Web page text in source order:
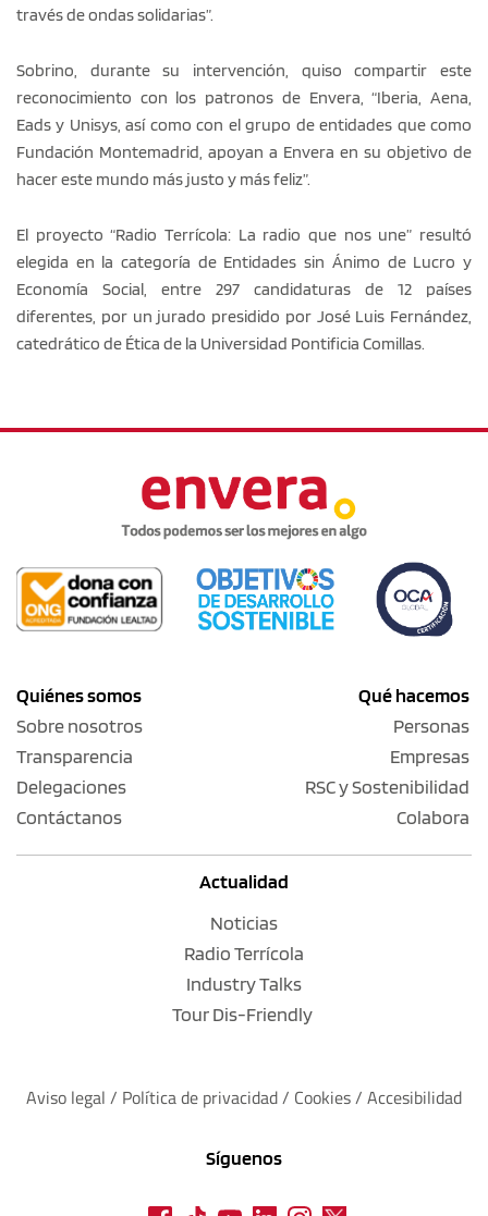
través de ondas solidarias”.
Sobrino, durante su intervención, quiso compartir este
reconocimiento con los patronos de Envera, “Iberia, Aena,
Eads y Unisys, así como con el grupo de entidades que como
Fundación Montemadrid, apoyan a Envera en su objetivo de
hacer este mundo más justo y más feliz”.
El proyecto “Radio Terrícola: La radio que nos une” resultó
elegida en la categoría de Entidades sin Ánimo de Lucro y
Economía Social, entre 297 candidaturas de 12 países
diferentes, por un jurado presidido por José Luis Fernández,
catedrático de Ética de la Universidad Pontificia Comillas.
Quiénes somos
Sobre nosotros
Transparencia
Delegaciones
Contáctanos
Qué hacemos
Personas
Empresas
RSC y Sostenibilidad
Colabora
Actualidad
Noticias
Radio Terrícola
Industry Talks
Tour Dis-Friendly
Aviso legal / Política de privacidad / Cookies / Accesibilidad
Síguenos